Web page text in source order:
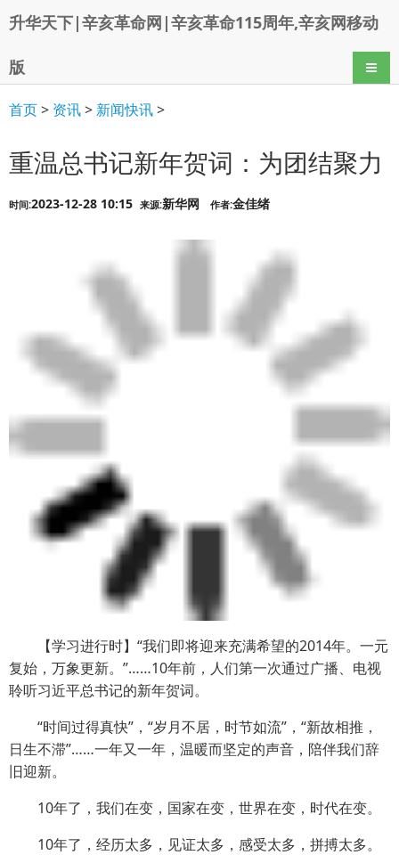
升华天下|辛亥革命网|辛亥革命115周年,辛亥网移动
版 导航
首页> 资讯> 新闻快讯>
重温总书记新年贺词：为团结聚力
时间:2023-12-28 10:15 来源:新华网 作者:金佳绪
【学习进行时】“我们即将迎来充满希望的2014年。一元
复始，万象更新。”……10年前，人们第一次通过广播、电视
聆听习近平总书记的新年贺词。
“时间过得真快”，“岁月不居，时节如流”，“新故相推，
日生不滞”……一年又一年，温暖而坚定的声音，陪伴我们辞
旧迎新。
10年了，我们在变，国家在变，世界在变，时代在变。
10年了，经历太多，见证太多，感受太多，拼搏太多。